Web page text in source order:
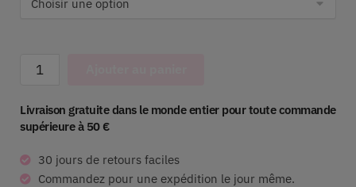
Livraison gratuite dans le monde entier pour toute commande
supérieure à 50 €
30 jours de retours faciles
Commandez pour une expédition le jour même.